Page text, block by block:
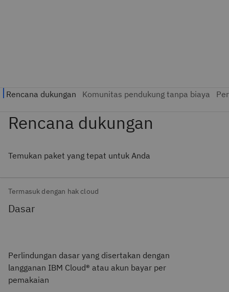
Temukan paket yang tepat untuk Anda
Termasuk dengan hak cloud
Dasar
Perlindungan dasar yang disertakan dengan
langganan IBM Cloud® atau akun bayar per
pemakaian